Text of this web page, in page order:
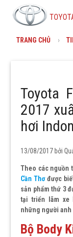
TRANG CHỦ
Toyota
2017
hơi
13/08/2017 bởi
Theo các nguồn
Cần Thơđược
sản phẩm thứ 3
tại triển lãm xe
những người anh
Bộ Body